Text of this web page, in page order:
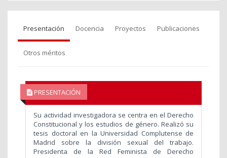
Presentación Docencia Proyectos Publicaciones
Otros méritos
PRESENTACIÓN
Su actividad investigadora se centra en el Derecho
Constitucional y los estudios de género. Realizó su
tesis doctoral en la Universidad Complutense de
Madrid sobre la división sexual del trabajo.
Presidenta de la Red Feminista de Derecho